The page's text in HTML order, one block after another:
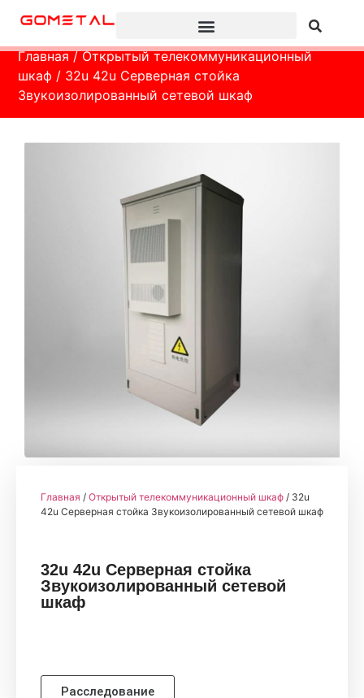
Главная/Открытый телекоммуникационный
шкаф / 32u 42u Серверная стойка
Звукоизолированный сетевой шкаф
Главная / Открытый телекоммуникационный шкаф / 32u
42u Серверная стойка Звукоизолированный сетевой шкаф
32u 42u Серверная стойка
Звукоизолированный сетевой
шкаф
Расследование